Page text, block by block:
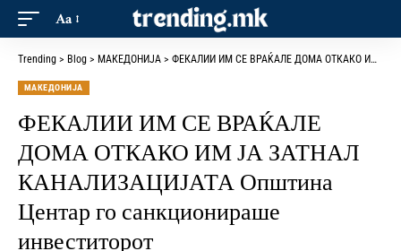
Aa
Trending > Blog > МАКЕДОНИЈА > ФЕКАЛИИ ИМ СЕ ВРАЌАЛЕ ДОМА ОТКАКО ИМ ЈА ЗАТНАЛ КАНАЛИЗАЦИЈАТА Општина Центар го санкционираше инвеститорот
МАКЕДОНИЈА
ФЕКАЛИИ ИМ СЕ ВРАЌАЛЕ
ДОМА ОТКАКО ИМ ЈА ЗАТНАЛ
КАНАЛИЗАЦИЈАТА Општина
Центар го санкционираше
инвеститорот